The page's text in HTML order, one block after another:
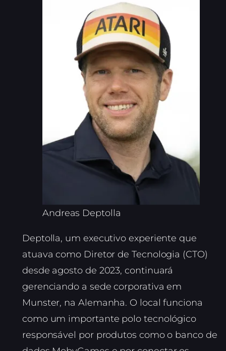
Andreas Deptolla
Deptolla, um executivo experiente que
atuava como Diretor de Tecnologia (CTO)
desde agosto de 2023, continuará
gerenciando a sede corporativa em
Munster, na Alemanha. O local funciona
como um importante polo tecnológico
responsável por produtos como o banco de